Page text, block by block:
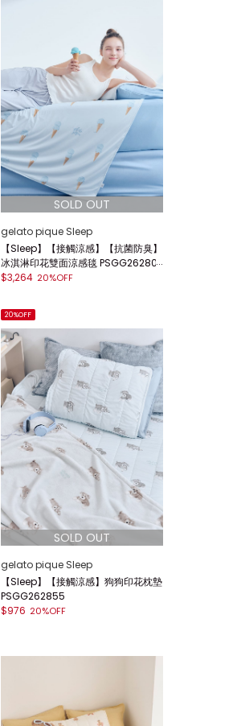
gelato pique Sleep
【Sleep】【接觸涼感】【抗菌防臭】
冰淇淋印花雙面涼感毯 PSGG26280
0
$3,264 20%OFF
20%OFF
gelato pique Sleep
【Sleep】【接觸涼感】狗狗印花枕墊
PSGG262855
$976 20%OFF